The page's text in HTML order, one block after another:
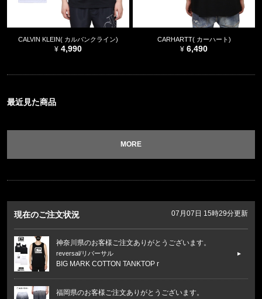
CALVIN KLEIN( カルバンクライン)
4,990
CARHARTT( カーハート)
6,490
最近見た商品
MORE
現在のご注文状況 07月07日 15時29分更新
神奈川県のお客様ご注文ありがとうございます。
reversal/リバーサル
BIG MARK COTTON TANKTOP r
福岡県のお客様ご注文ありがとうございます。